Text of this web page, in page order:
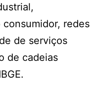
redes
de serviços
de cadeias